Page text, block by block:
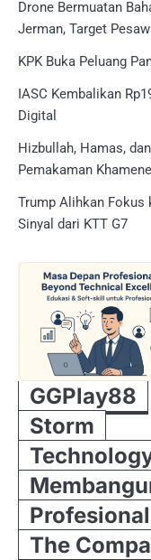
Drone Bermuatan
Jerman, Target
KPK Buka Peluang
IASC Kembalikan
Digital
Hizbullah, Hamas,
Pemakaman
Trump Alihkan Fokus
Sinyal dari KTT G7
GGPlay88
Storm
The